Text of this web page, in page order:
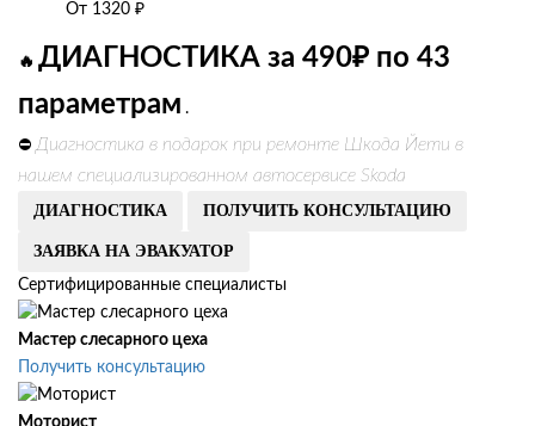
От 1320 ₽
🔥 ДИАГНОСТИКА за 490₽ по 43
параметрам .
⛔ Диагностика в подарок при ремонте Шкода Йети в
нашем специализированном автосервисе Skoda
ДИАГНОСТИКА ПОЛУЧИТЬ КОНСУЛЬТАЦИЮ
ЗАЯВКА НА ЭВАКУАТОР
Сертифицированные специалисты
Мастер слесарного цеха
Получить консультацию
Моторист